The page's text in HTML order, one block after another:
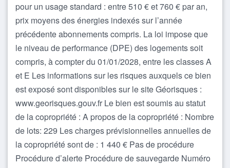
pour un usage standard : entre 510 € et 760 € par an,
prix moyens des énergies indexés sur l’année
précédente abonnements compris. La loi impose que
le niveau de performance (DPE) des logements soit
compris, à compter du 01/01/2028, entre les classes A
et E Les informations sur les risques auxquels ce bien
est exposé sont disponibles sur le site Géorisques :
www.georisques.gouv.fr Le bien est soumis au statut
de la copropriété : A propos de la copropriété : Nombre
de lots: 229 Les charges prévisionnelles annuelles de
la copropriété sont de : 1 440 € Pas de procédure
Procédure d’alerte Procédure de sauvegarde Numéro